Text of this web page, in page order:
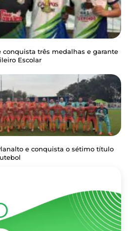
conquista três medalhas e garante
Escolar
e conquista o sétimo título